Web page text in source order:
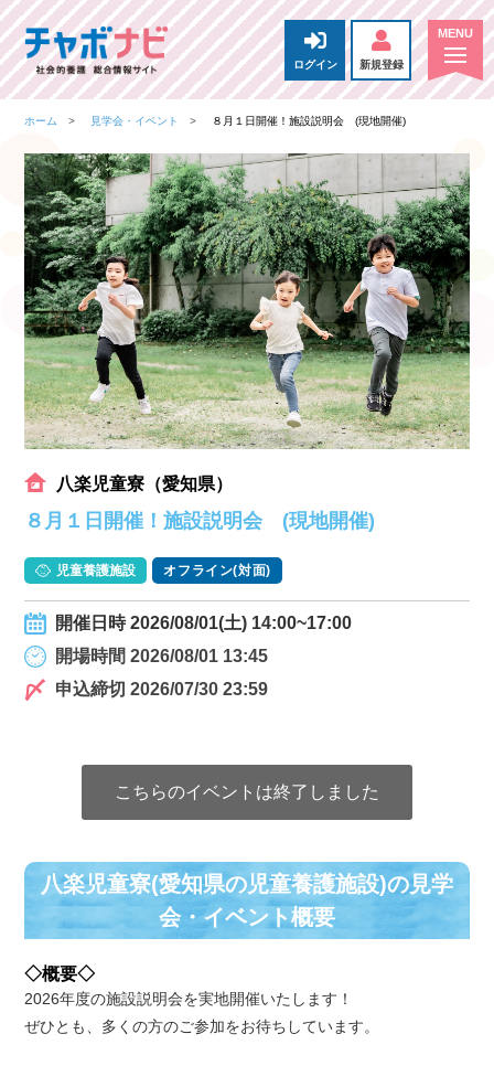
ログイン 新規登録
ホーム 見学会・イベント ８月１日開催！施設説明会 (現地開催)
八楽児童寮（愛知県）
８月１日開催！施設説明会 (現地開催)
児童養護施設 オフライン(対面)
開催日時 2026/08/01(土) 14:00~17:00
開場時間 2026/08/01 13:45
申込締切 2026/07/30 23:59
こちらのイベントは終了しました
八楽児童寮(愛知県の児童養護施設)の⾒学
会・イベント概要
◇概要◇
2026年度の施設説明会を実地開催いたします！
ぜひとも、多くの方のご参加をお待ちしています。